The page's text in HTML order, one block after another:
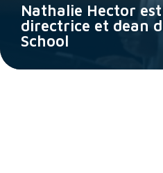
Nathalie Hector
directrice et dean
School